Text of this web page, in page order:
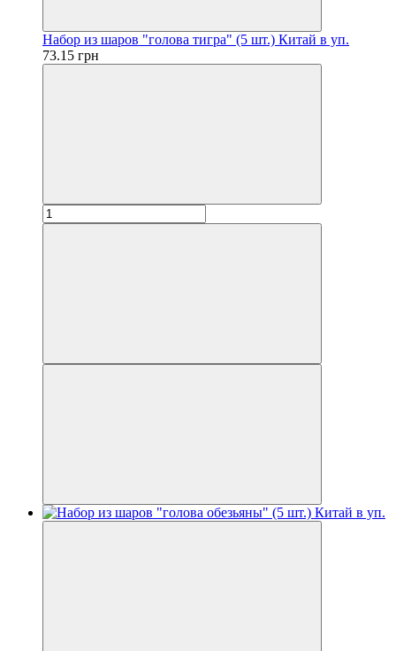
Набор из шаров "голова тигра" (5 шт.) Китай в уп.
73.15 грн